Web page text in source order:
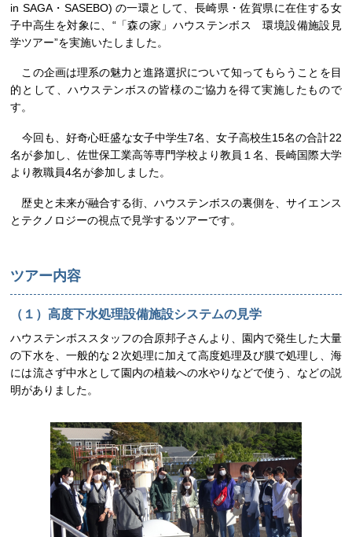
in SAGA・SASEBO) の一環として、長崎県・佐賀県に在住する女
子中高生を対象に、“「森の家」ハウステンボス 環境設備施設見
学ツアー”を実施いたしました。
この企画は理系の魅力と進路選択について知ってもらうことを目
的として、ハウステンボスの皆様のご協力を得て実施したもので
す。
今回も、好奇心旺盛な女子中学生7名、女子高校生15名の合計22
名が参加し、佐世保工業高等専門学校より教員１名、長崎国際大学
より教職員4名が参加しました。
歴史と未来が融合する街、ハウステンボスの裏側を、サイエンス
とテクノロジーの視点で見学するツアーです。
ツアー内容
（１）高度下水処理設備施設システムの見学
ハウステンボススタッフの合原邦子さんより、園内で発生した大量
の下水を、一般的な２次処理に加えて高度処理及び膜で処理し、海
には流さず中水として園内の植栽への水やりなどで使う、などの説
明がありました。